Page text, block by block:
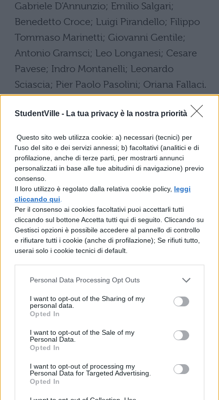
StudentVille - La tua privacy è la nostra priorità
Questo sito web utilizza cookie: a) necessari (tecnici) per
l'uso del sito e dei servizi annessi; b) facoltativi (analitici e di
profilazione, anche di terze parti, per mostrarti annunci
personalizzati in base alle tue abitudini di navigazione) previo
consenso.
Il loro utilizzo è regolato dalla relativa cookie policy, leggi
cliccando qui
Per il consenso ai cookies facoltativi puoi accettarli tutti
cliccando sul bottone Accetta tutti qui di seguito. Cliccando su
Gestisci opzioni è possibile accedere al pannello di controllo
e rifiutare tutti i cookie (anche di profilazione); Se rifiuti tutto,
userai solo i cookie tecnici di default.
Personal Data Processing Opt Outs
I want to opt-out of the Sharing of my
personal data.
Opted In
I want to opt-out of the Sale of my
Personal Data.
Opted In
I want to opt-out of processing my
Personal Data for Targeted Advertising.
Opted In
Gabriele D’Annunzio; Emilio Salgari;
Benedetto Croce; Luigi Pirandello; Filippo
Tommaso Marinetti; Giovanni Gentile;
Antonio Gramsci; Leo Longanesi; Cesare
Pavese; Indro Montanelli; Leonardo
Sciascia; Pier Paolo Pasolini; Oriana Fallaci.
TI POTREBBE INTERESSARE
Carta docente 2026,
blocco del 31 agosto:
come spendere il
residuo prima della
Personale ATA, sblocco
economiche e arretrati:
riunione ministeriale il
Decreto sull'IA a scuola